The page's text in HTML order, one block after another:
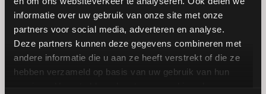
informatie over uw gebruik van onze site met onze
partners voor social media, adverteren en analyse.
Deze partners kunnen deze gegevens combineren met
andere informatie die u aan ze heeft verstrekt of die ze
hebben verzameld op basis van uw gebruik van hun
Tyson Foods
Cl A
USD
Medifast USD